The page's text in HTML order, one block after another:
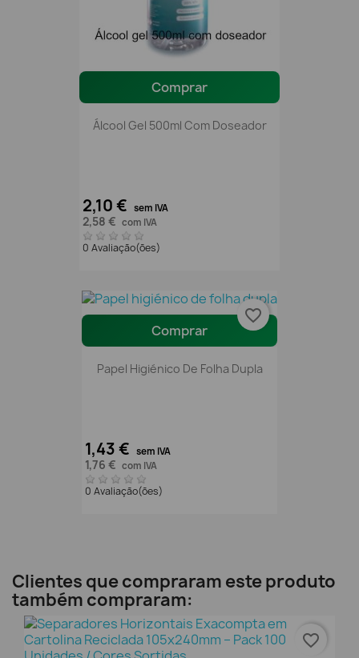
Comprar
Álcool Gel 500ml Com Doseador
2,10 € sem IVA
2,58 € com IVA
0 Avaliação(ões)
Comprar
Papel Higiénico De Folha Dupla
1,43 € sem IVA
1,76 € com IVA
0 Avaliação(ões)
favorite_border
Clientes que compraram este produto
também compraram:
favorite_border